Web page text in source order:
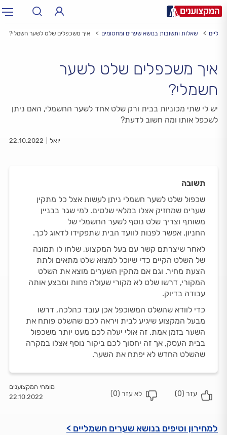
עיר: תל אביב, חיפה…
שאלות ותשובות בנושא שערים ומחסומים איך משכפלים שלט לשער חשמלי?
איך משכפלים שלט לשער
חשמלי?
יש לי שתי מכוניות בבית ורק שלט אחד לשער החשמלי, האם ניתן
לשכפל אותו ומה חשוב לדעת?
יואל 22.10.2022
תשובה
שכפול שלט לשער חשמלי ניתן לעשות אצל כל מתקין
שערים שמחזיק אצלו במלאי שלטים. למי שגר בבניין
משותף וצריך שלט נוסף לשער החשמלי של
החניון, אפשר לפנות לוועד הבית שתפקידו לדאוג לכך.
לאחר שיצרתם קשר עם בעל המקצוע, שלחו לו תמונה
של השלט הקיים כדי שיוכל למצוא שלט מתאים ולתת
הצעת מחיר. וגם אם מתקין השערים מוצא את השלט
המקורי, דרשו שלט לא מקורי שעולה פחות ומבצע אותה
עבודה בדיוק.
כדי לוודא שהשלט המשוכפל אכן עובד כהלכה, דרשו
מבעל המקצוע שיגיע לבית ויראה לכם שהשלט פותח את
השער בזמן אמת. זה אולי יעלה לכם מעט יותר משכפול
בבית העסק, אך זה יחסוך לכם ביקור נוסף אצלו במקרה
שהשלט החדש לא יפתח את השער.
0
)
0
)
מומחי המקצוענים
22.10.2022
למחירון וטיפים בנושא שערים חשמליים >